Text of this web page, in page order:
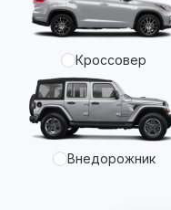
Кроссовер
Внедорожник